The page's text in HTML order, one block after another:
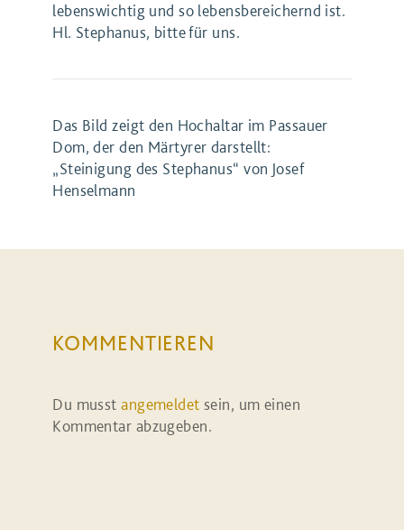
lebenswichtig und so lebensbereichernd ist.
Hl. Stephanus, bitte für uns.
Das Bild zeigt den Hochaltar im Passauer
Dom, der den Märtyrer darstellt:
„Steinigung des Stephanus“ von Josef
Henselmann
KOMMENTIEREN
Du musstangemeldet sein, um einen
Kommentar abzugeben.